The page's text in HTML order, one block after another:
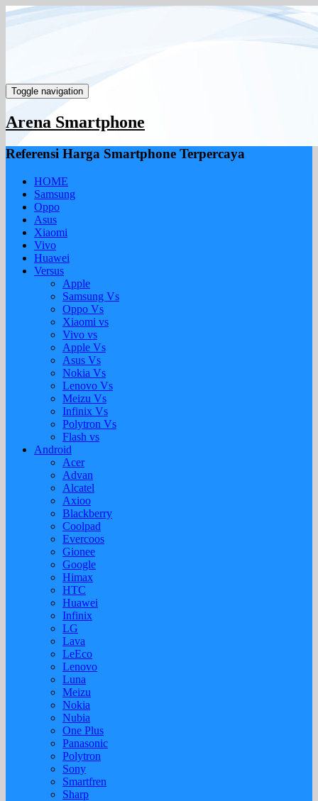
Toggle navigation
Arena Smartphone
Referensi Harga Smartphone Terpercaya
HOME
Samsung
Oppo
Asus
Xiaomi
Vivo
Huawei
Versus
Apple
Samsung Vs
Oppo Vs
Xiaomi vs
Vivo vs
Apple Vs
Asus Vs
Nokia Vs
Lenovo Vs
Meizu Vs
Infinix Vs
Polytron Vs
Flash vs
Android
Acer
Advan
Alcatel
Axioo
Blackberry
Coolpad
Evercoos
Gionee
Google
Himax
HTC
Huawei
Infinix
LG
Lava
LeEco
Lenovo
Luna
Meizu
Nokia
Nubia
One Plus
Panasonic
Polytron
Sony
Smartfren
Sharp